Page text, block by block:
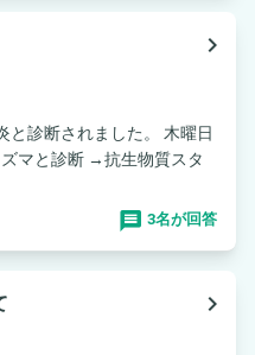
navigate_next
断されました。 木曜日
マと診断 →抗生物質スタ
3名が回答
navigate_next